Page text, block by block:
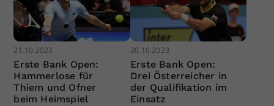
21.10.2023
Erste Bank Open:
Hammerlose für
Thiem und Ofner
beim Heimspiel
20.10.2023
Erste Bank Open:
Drei Österreicher in
der Qualifikation im
Einsatz